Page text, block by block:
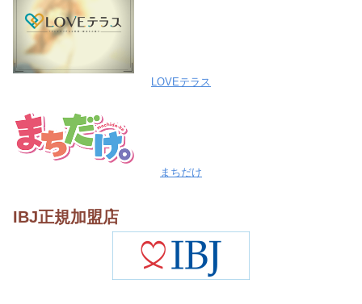
LOVEテラス
まちだけ
IBJ正規加盟店